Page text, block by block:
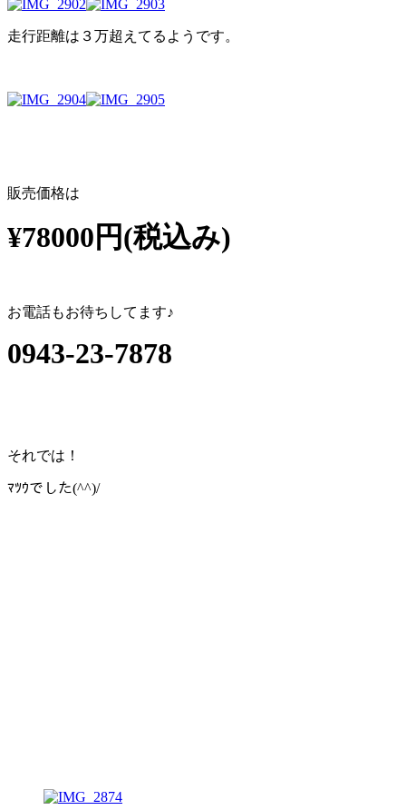
走行距離は３万超えてるようです。
販売価格は
¥78000円(税込み)
お電話もお待ちしてます♪
0943-23-7878
それでは！
ﾏﾂｳでした(^^)/